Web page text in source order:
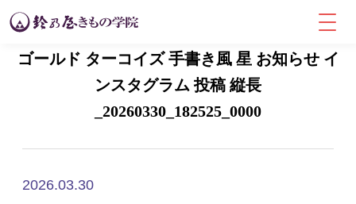
ゴールド ターコイズ 手書き風 星 お知らせ イ
ンスタグラム 投稿 縦長
_20260330_182525_0000
2026.03.30